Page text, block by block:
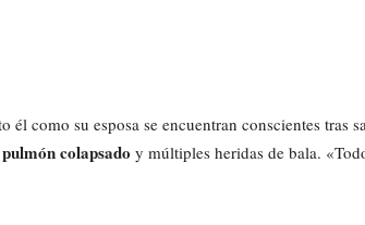
él como su esposa se encuentran conscientes tras
pulmón colapsado y múltiples heridas de bala.